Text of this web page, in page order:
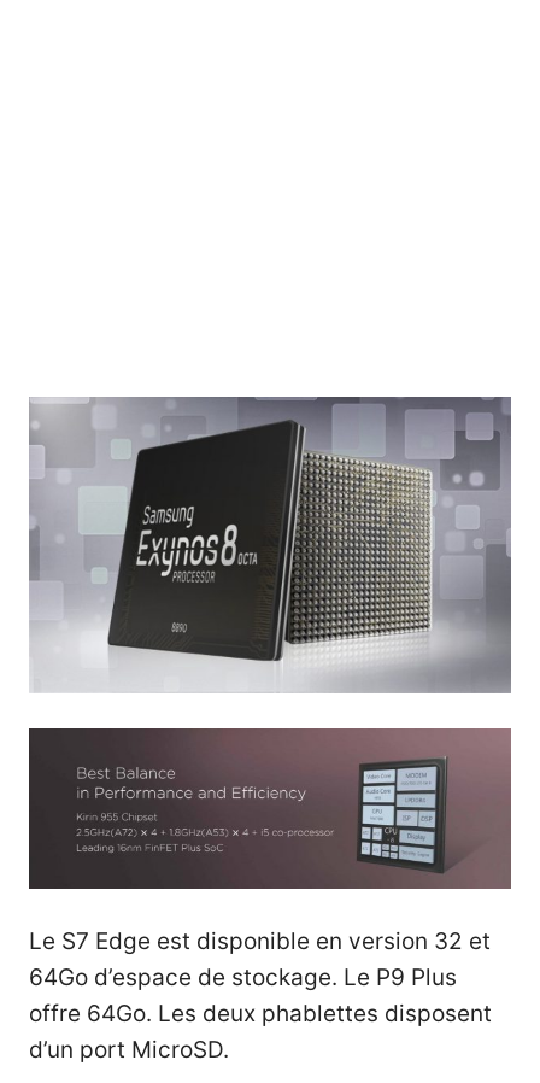
Le S7 Edge est disponible en version 32 et
64Go d’espace de stockage. Le P9 Plus
offre 64Go. Les deux phablettes disposent
d’un port MicroSD.